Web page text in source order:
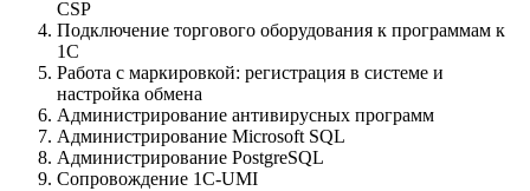
CSP
Подключение торгового оборудования к программам к
1С
Работа с маркировкой: регистрация в системе и
настройка обмена
Администрирование антивирусных программ
Администрирование Microsoft SQL
Администрирование PostgreSQL
Сопровождение 1C-UMI